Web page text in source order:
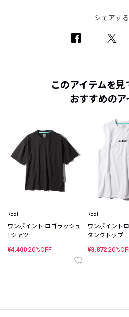
シェアする
このアイテムを見
おすすめのア
REEF
ワンポイント ロゴラッシュ
Tシャツ
¥4,400 20%OFF
REEF
ワンポイント
タンクトップ
¥3,872